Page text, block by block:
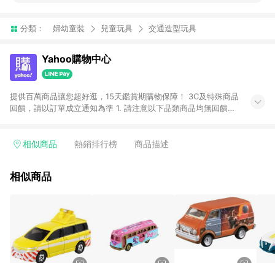
分類： 婦幼童裝 兒童玩具 交通造型玩具
Yahoo購物中心
提供百萬商品讓您超好逛，15天鑑賞期購物保障！ 3C及特殊商品
回饋，請以訂單成立通知為準 1. 請注意以下品類商品均無回饋：
電玩/遊戲/相機/單眼/鏡頭/拍立得 [2024/6/1起適用] -內接硬
的購回饋活動享Yahoo超贈點回饋者 - 購物中心商店之商品：商
3. 訂單回饋金額將扣除運費/購物金/超贈點/福利金/紅利折抵/折
價券等虛擬貨幣折抵 4. 大宗採購或批發轉賣不具回饋資格： 如
有相關事證認定您為大宗採購、批發轉賣而非最終消費使用者，
相關認定以Yahoo購物中心之認定為準
相似商品 熱銷排行榜 商品描述
相似商品